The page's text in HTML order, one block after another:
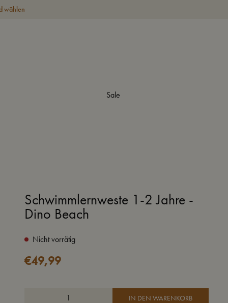
wählen
Sale
Schwimmlernweste 1-2 Jahre -
Dino Beach
Nicht vorrätig
€49,99
IN DEN WARENKORB